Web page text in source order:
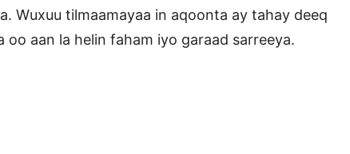
Wuxuu tilmaamayaa in aqoonta ay tahay deeq
oo aan la helin faham iyo garaad sarreeya.